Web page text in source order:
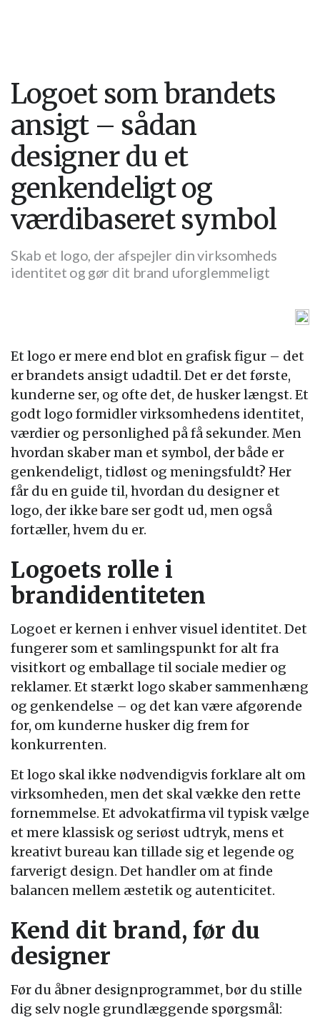
Logoet som brandets
ansigt – sådan
designer du et
genkendeligt og
værdibaseret symbol
Skab et logo, der afspejler din virksomheds
identitet og gør dit brand uforglemmeligt
Et logo er mere end blot en grafisk figur – det
er brandets ansigt udadtil. Det er det første,
kunderne ser, og ofte det, de husker længst. Et
godt logo formidler virksomhedens identitet,
værdier og personlighed på få sekunder. Men
hvordan skaber man et symbol, der både er
genkendeligt, tidløst og meningsfuldt? Her
får du en guide til, hvordan du designer et
logo, der ikke bare ser godt ud, men også
fortæller, hvem du er.
Logoets rolle i
brandidentiteten
Logoet er kernen i enhver visuel identitet. Det
fungerer som et samlingspunkt for alt fra
visitkort og emballage til sociale medier og
reklamer. Et stærkt logo skaber sammenhæng
og genkendelse – og det kan være afgørende
for, om kunderne husker dig frem for
konkurrenten.
Et logo skal ikke nødvendigvis forklare alt om
virksomheden, men det skal vække den rette
fornemmelse. Et advokatfirma vil typisk vælge
et mere klassisk og seriøst udtryk, mens et
kreativt bureau kan tillade sig et legende og
farverigt design. Det handler om at finde
balancen mellem æstetik og autenticitet.
Kend dit brand, før du
designer
Før du åbner designprogrammet, bør du stille
dig selv nogle grundlæggende spørgsmål: